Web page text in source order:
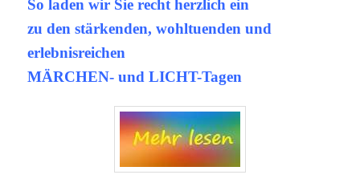
So laden wir Sie recht herzlich ein
zu den stärkenden, wohltuenden und
erlebnisreichen
MÄRCHEN- und LICHT-Tagen